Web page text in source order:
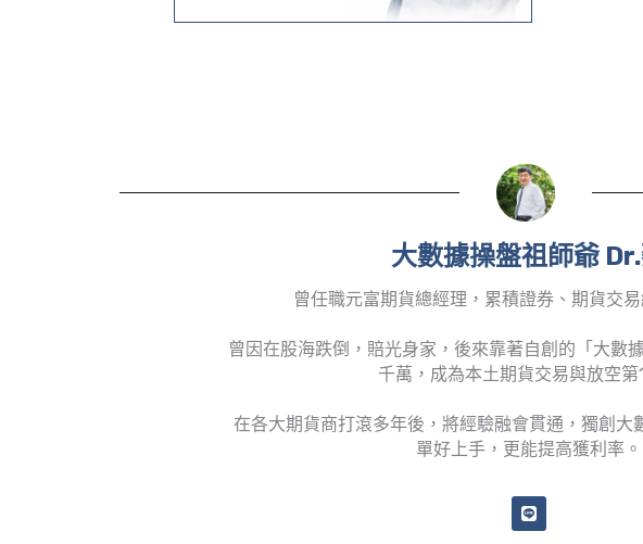
大數據操盤祖師爺
曾任職元富期貨總經理，累積證券、期貨交
曾因在股海跌倒，賠光身家，後來靠著自創的「大數
千萬，成為本土期貨交易與放空第
在各大期貨商打滾多年後，將經驗融會貫通，獨創大
單好上手，更能提高獲利率。
L
i